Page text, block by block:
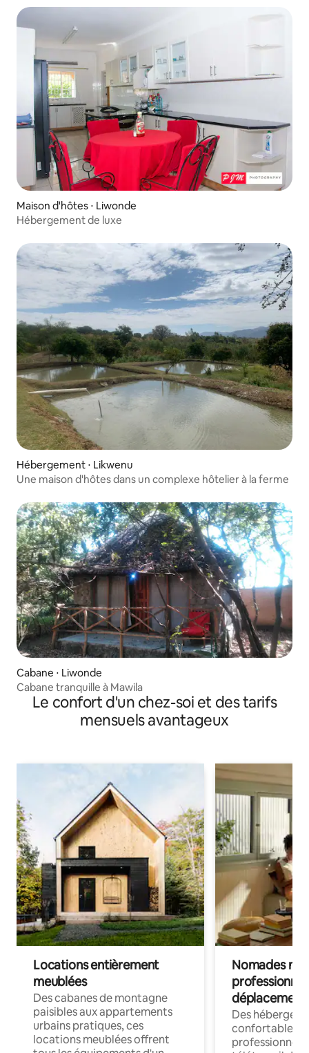
Maison d'hôtes ⋅ Liwonde
Hébergement de luxe
Hébergement ⋅ Likwenu
Une maison d'hôtes dans un complexe hôtelier à la ferme
Cabane ⋅ Liwonde
Cabane tranquille à Mawila
Le confort d'un chez-soi et des tarifs
mensuels avantageux
Locations entièrement
meublées
Des cabanes de montagne
paisibles aux appartements
urbains pratiques, ces
locations meublées offrent
Nomades
déplacement
Des
confortables
professionnels